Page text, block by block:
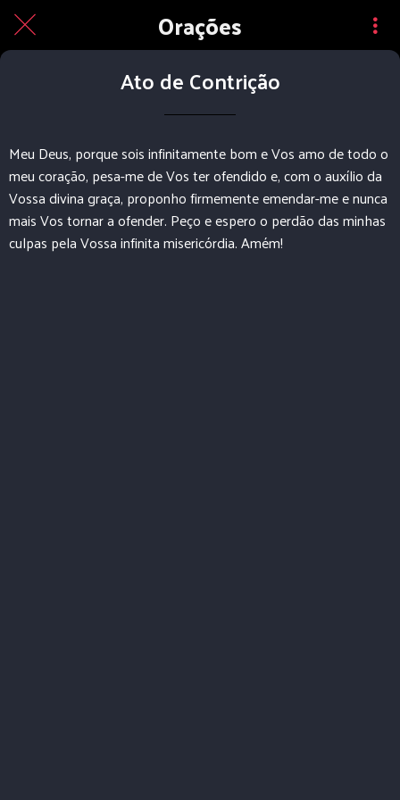
Orações
Ato de Contrição
Meu Deus, porque sois infinitamente bom e Vos amo de todo o
meu coração, pesa-me de Vos ter ofendido e, com o auxílio da
Vossa divina graça, proponho firmemente emendar-me e nunca
mais Vos tornar a ofender. Peço e espero o perdão das minhas
culpas pela Vossa infinita misericórdia. Amém!